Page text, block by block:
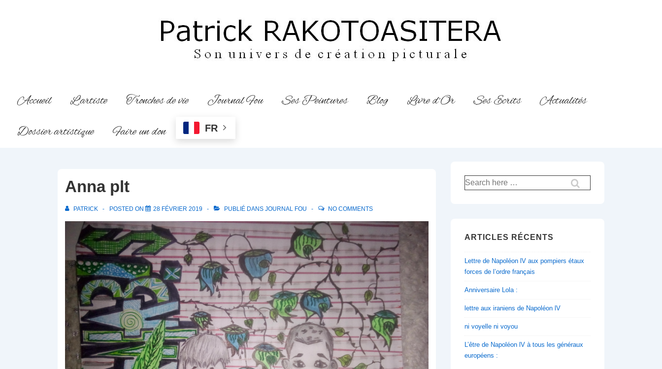
Navigation
Accueil L’artiste Tronches de vie Journal Fou Ses Peintures Blog Livre d’Or Ses Ecrits
Actualités
Dossier artistique
Faire un don FR
Anna plt
PATRICK POSTED ON 28 FÉVRIER 2019 PUBLIÉ DANS JOURNAL FOU NO COMMENTS
Recherche
pour:
ARTICLES RÉCENTS
Lettre de Napoléon lV aux pompiers étaux
forces de l’ordre français
Anniversaire Lola :
lettre aux iraniens de Napoléon lV
ni voyelle ni voyou
L’être de Napoléon lV à tous les généraux
européens :